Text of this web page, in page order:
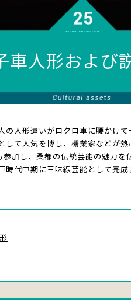
車人形および
人形遣いがロクロ車に腰かけて
て人気を博し、機業家などが熱
加し、桑都の伝統芸能の魅力を
代中期に三味線芸能として完